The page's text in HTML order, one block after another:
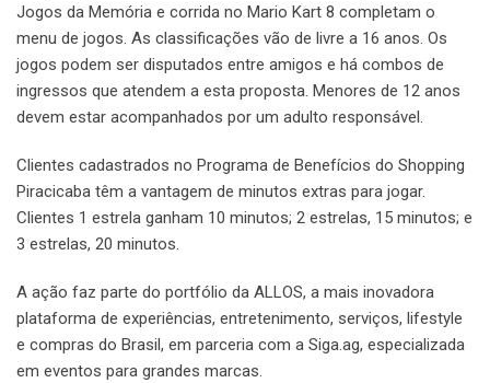
Jogos da Memória e corrida no Mario Kart 8 completam o
menu de jogos. As classificações vão de livre a 16 anos. Os
jogos podem ser disputados entre amigos e há combos de
ingressos que atendem a esta proposta. Menores de 12 anos
devem estar acompanhados por um adulto responsável.
Clientes cadastrados no Programa de Benefícios do Shopping
Piracicaba têm a vantagem de minutos extras para jogar.
Clientes 1 estrela ganham 10 minutos; 2 estrelas, 15 minutos; e
3 estrelas, 20 minutos.
A ação faz parte do portfólio da ALLOS, a mais inovadora
plataforma de experiências, entretenimento, serviços, lifestyle
e compras do Brasil, em parceria com a Siga.ag, especializada
em eventos para grandes marcas.